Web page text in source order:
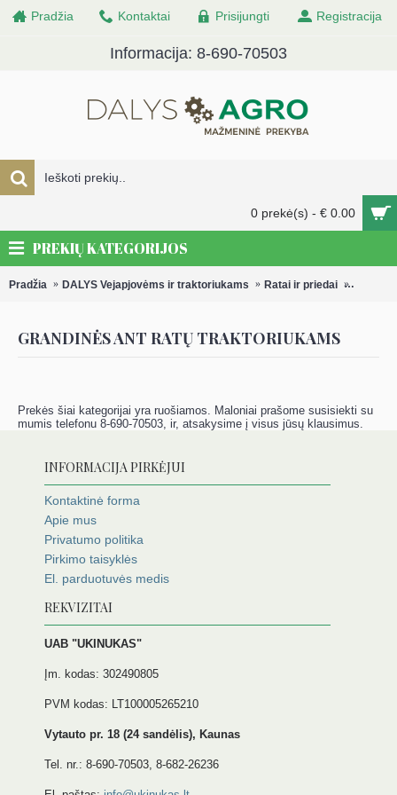
Pradžia Kontaktai Prisijungti Registracija
Informacija: 8-690-70503
0 prekė(s) - € 0.00
PREKIŲ KATEGORIJOS
Pradžia DALYS Vejapjovėms ir traktoriukams Ratai ir priedai
GRANDINĖS ANT RATŲ TRAKTORIUKAMS
Prekės šiai kategorijai yra ruošiamos. Maloniai prašome susisiekti su
mumis telefonu 8-690-70503, ir, atsakysime į visus jūsų klausimus.
INFORMACIJA PIRKĖJUI
Kontaktinė forma
Apie mus
Privatumo politika
Pirkimo taisyklės
El. parduotuvės medis
REKVIZITAI
UAB "UKINUKAS"
Įm. kodas: 302490805
PVM kodas: LT100005265210
Vytauto pr. 18 (24 sandėlis), Kaunas
Tel. nr.: 8-690-70503, 8-682-26236